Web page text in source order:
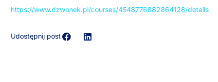
https://www.dzwonek.pl/courses/4548776882864128/details
Udostępnij post